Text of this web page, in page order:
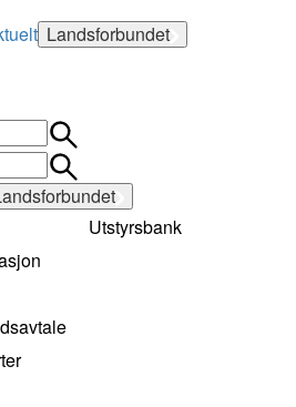
Landsforbundet
Utstyrsbank